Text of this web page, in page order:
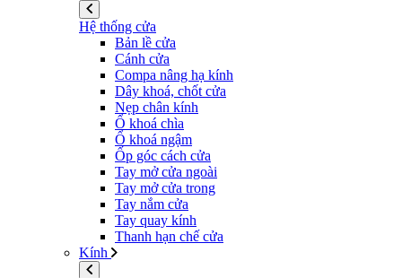
Hệ thống cửa
Bản lề cửa
Cánh cửa
Compa nâng hạ kính
Dây khoá, chốt cửa
Nẹp chân kính
Ổ khoá chìa
Ổ khoá ngậm
Ốp góc cách cửa
Tay mở cửa ngoài
Tay mở cửa trong
Tay nắm cửa
Tay quay kính
Thanh hạn chế cửa
Kính